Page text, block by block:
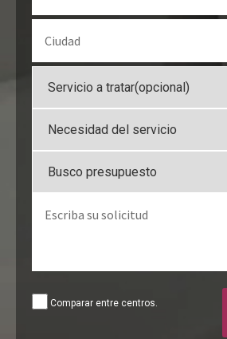
Comparar entre centros.